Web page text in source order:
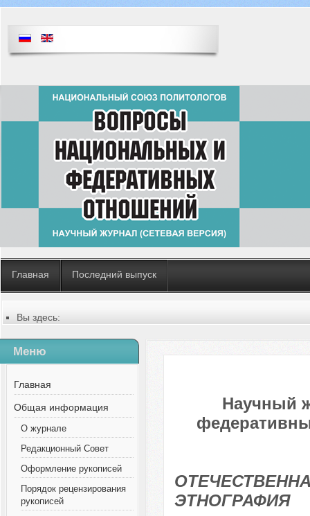
Главная Последний выпуск
Вы здесь:
Содержание выпусков
№ 8 (101), 2023
Меню
Главная
Общая информация
О журнале
Редакционный Совет
Оформление рукописей
Порядок рецензирования
рукописей
Научный
ЭТНОГРАФИЯ